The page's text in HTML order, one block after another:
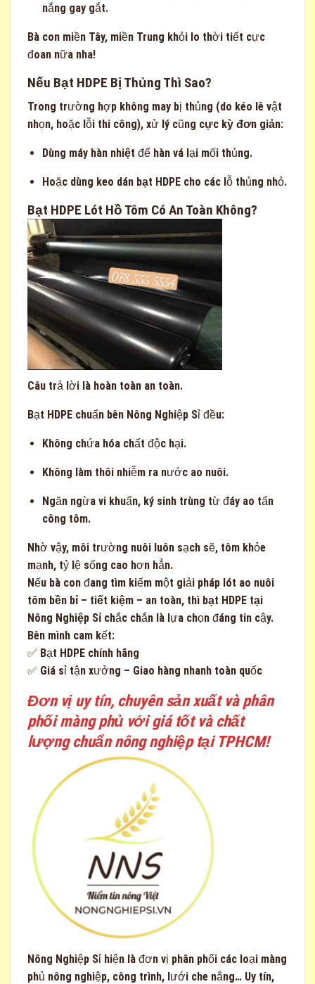
nắng gay gắt.
Bà con miền Tây, miền Trung khỏi lo thời tiết cực
đoan nữa nha!
Nếu Bạt HDPE Bị Thủng Thì Sao?
Trong trường hợp không may bị thủng (do kéo lê vật
nhọn, hoặc lỗi thi công), xử lý cũng cực kỳ đơn giản:
Dùng máy hàn nhiệt để hàn vá lại mối thủng.
Hoặc dùng keo dán bạt HDPEcho các lỗ thủng nhỏ.
Bạt HDPE Lót Hồ Tôm Có An Toàn Không?
Câu trả lời là hoàn toàn an toàn.
Bạt HDPE chuẩn bên Nông Nghiệp Sỉ đều:
Không chứa hóa chất độc hại.
Không làm thôi nhiễm ra nước ao nuôi.
Ngăn ngừa vi khuẩn, ký sinh trùng từ đáy ao tấn
công tôm.
Nhờ vậy, môi trường nuôi luôn sạch sẽ, tôm khỏe
mạnh, tỷ lệ sống cao hơn hẳn.
Nếu bà con đang tìm kiếm một giải pháp lót ao nuôi
tôm bền bỉ – tiết kiệm – an toàn, thì bạt HDPE tại
Nông Nghiệp Sỉ chắc chắn là lựa chọn đáng tin cậy.
Bên mình cam kết:
✅ Bạt HDPE chính hãng
✅ Giá sỉ tận xưởng – Giao hàng nhanh toàn quốc
Đơn vị uy tín, chuyên sản xuất và phân
phối màng phủ với giá tốt và chất
lượng chuẩn nông nghiệp tại TPHCM!
Nông Nghiệp Sỉ hiện là đơn vị phân phối các loại màng
phủ nông nghiệp, công trình, lưới che nắng… Uy tín,